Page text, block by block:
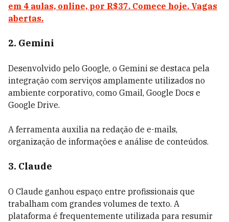
em 4 aulas, online, por R$37. Comece hoje. Vagas
abertas.
2. Gemini
Desenvolvido pelo Google, o Gemini se destaca pela
integração com serviços amplamente utilizados no
ambiente corporativo, como Gmail, Google Docs e
Google Drive.
A ferramenta auxilia na redação de e-mails,
organização de informações e análise de conteúdos.
3. Claude
O Claude ganhou espaço entre profissionais que
trabalham com grandes volumes de texto. A
plataforma é frequentemente utilizada para resumir